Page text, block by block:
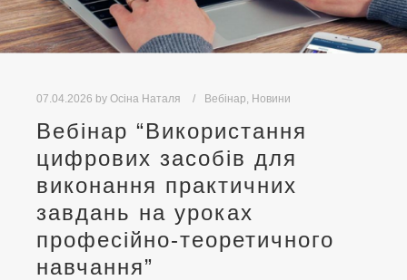
07.04.2026 by Осіна Наталя Вебінар Новини
Вебінар “Використання
цифрових засобів для
виконання практичних
завдань на уроках
професійно-теоретичного
навчання”